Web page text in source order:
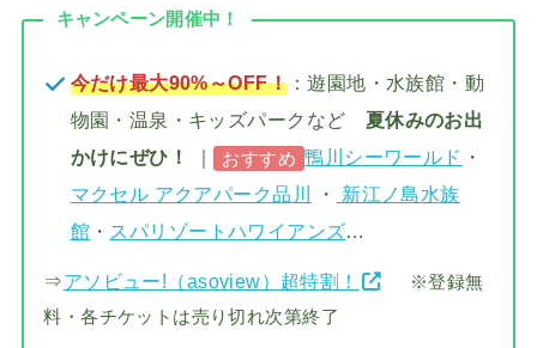
キャンペーン開催中！
今だけ最大90%～OFF！：遊園地・水族館・動
物園・温泉・キッズパークなど 夏休みのお出
かけにぜひ！
おすすめ 鴨川シーワールド ・
マクセル アクアパーク品川
・
新江ノ島水族
館 ・ スパリゾートハワイアンズ…
⇒アソビュー!（asoview）超特割！
※登録無
料・各チケットは売り切れ次第終了